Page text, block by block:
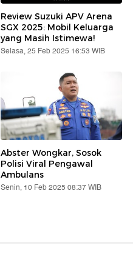
Review Suzuki APV Arena
SGX 2025: Mobil Keluarga
yang Masih Istimewa!
Selasa, 25 Feb 2025 16:53 WIB
Abster Wongkar, Sosok
Polisi Viral Pengawal
Ambulans
Senin, 10 Feb 2025 08:37 WIB